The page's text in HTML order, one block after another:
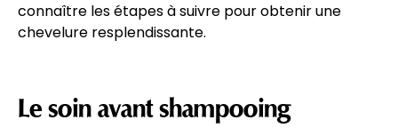
connaître les étapes à suivre pour obtenir une
chevelure resplendissante.
Le soin avant shampooing